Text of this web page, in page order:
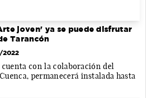
joven' ya se puede disfrutar
Tarancón
2022
cuenta con la colaboración del
permanecerá instalada hasta